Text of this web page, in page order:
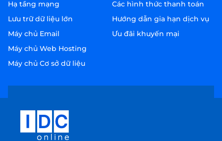
Hạ tầng mạng
Lưu trữ dữ liệu lớn
Máy chủ Email
Máy chủ Web Hosting
Máy chủ Cơ sở dữ liệu
Các hình thức thanh toán
Hướng dẫn gia hạn dịch vụ
Ưu đãi khuyến mại